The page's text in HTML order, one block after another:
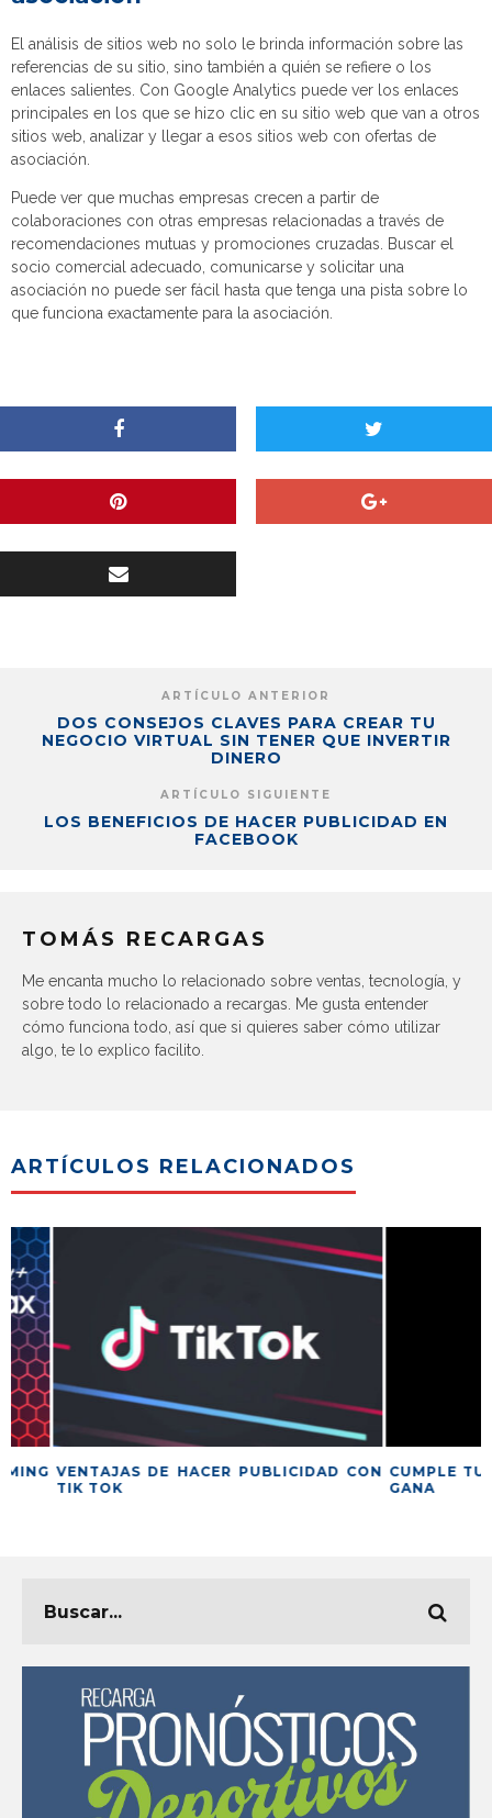
El análisis de sitios web no solo le brinda información sobre las
referencias de su sitio, sino también a quién se refiere o los
enlaces salientes. Con Google Analytics puede ver los enlaces
principales en los que se hizo clic en su sitio web que van a otros
sitios web, analizar y llegar a esos sitios web con ofertas de
asociación.
Puede ver que muchas empresas crecen a partir de
colaboraciones con otras empresas relacionadas a través de
recomendaciones mutuas y promociones cruzadas. Buscar el
socio comercial adecuado, comunicarse y solicitar una
asociación no puede ser fácil hasta que tenga una pista sobre lo
que funciona exactamente para la asociación.
ARTÍCULO ANTERIOR
DOS CONSEJOS CLAVES PARA CREAR TU
NEGOCIO VIRTUAL SIN TENER QUE INVERTIR
DINERO
ARTÍCULO SIGUIENTE
LOS BENEFICIOS DE HACER PUBLICIDAD EN
FACEBOOK
TOMÁS RECARGAS
Me encanta mucho lo relacionado sobre ventas, tecnología, y
sobre todo lo relacionado a recargas. Me gusta entender
cómo funciona todo, así que si quieres saber cómo utilizar
algo, te lo explico facilito.
ARTÍCULOS RELACIONADOS
VENTAJAS DE HACER PUBLICIDAD CON
TIK TOK
CUMPLE TUS
GANA